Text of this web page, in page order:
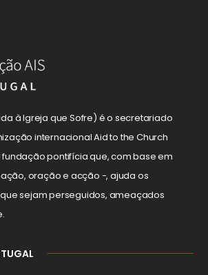
à Igreja que Sofre) é o secretariado
internacional Aid to the Church
fundação pontifícia que, com base em
oração e acção -, ajuda os
sejam perseguidos, ameaçados